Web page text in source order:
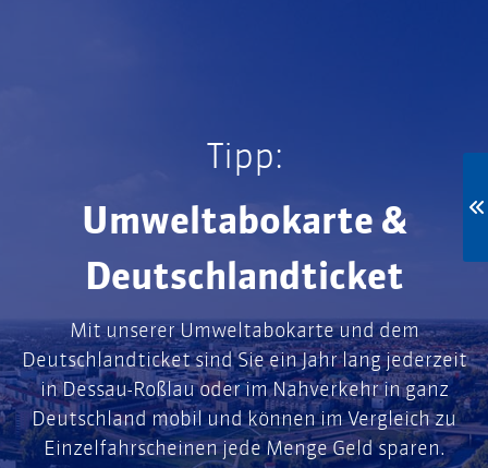
Tipp:
Umweltabokarte &
Deutschlandticket
Mit unserer Umweltabokarte und dem
Deutschlandticket sind Sie ein Jahr lang jederzeit
in Dessau-Roßlau oder im Nahverkehr in ganz
Deutschland mobil und können im Vergleich zu
Einzelfahrscheinen jede Menge Geld sparen.